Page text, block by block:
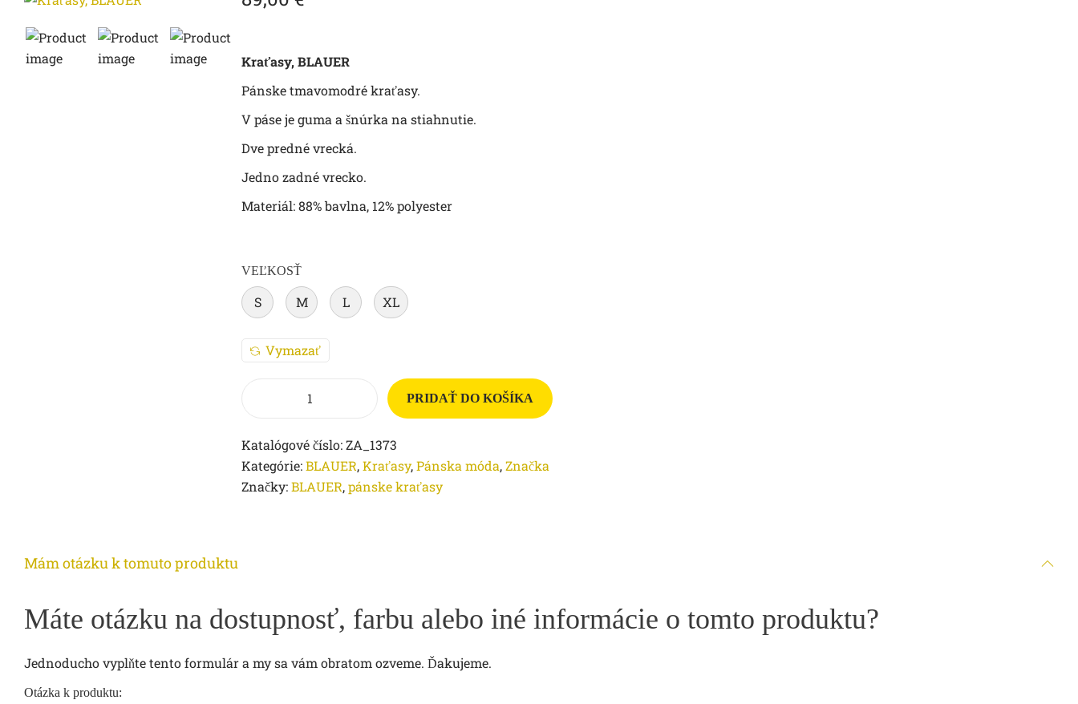
Kraťasy, BLAUER
Pánske tmavomodré kraťasy.
V páse je guma a šnúrka na stiahnutie.
Dve predné vrecká.
Jedno zadné vrecko.
Materiál: 88% bavlna, 12% polyester
VEĽKOSŤ
S M L XL
Vymazať
PRIDAŤ DO KOŠÍKA
Katalógové číslo:ZA_1373
Kategórie:BLAUER,Kraťasy,Pánska móda,Značka
Značky:BLAUER,pánske kraťasy
Mám otázku k tomuto produktu
Máte otázku na dostupnosť, farbu alebo iné informácie o tomto produktu?
Jednoducho vyplňte tento formulár a my sa vám obratom ozveme. Ďakujeme.
Otázka k produktu: